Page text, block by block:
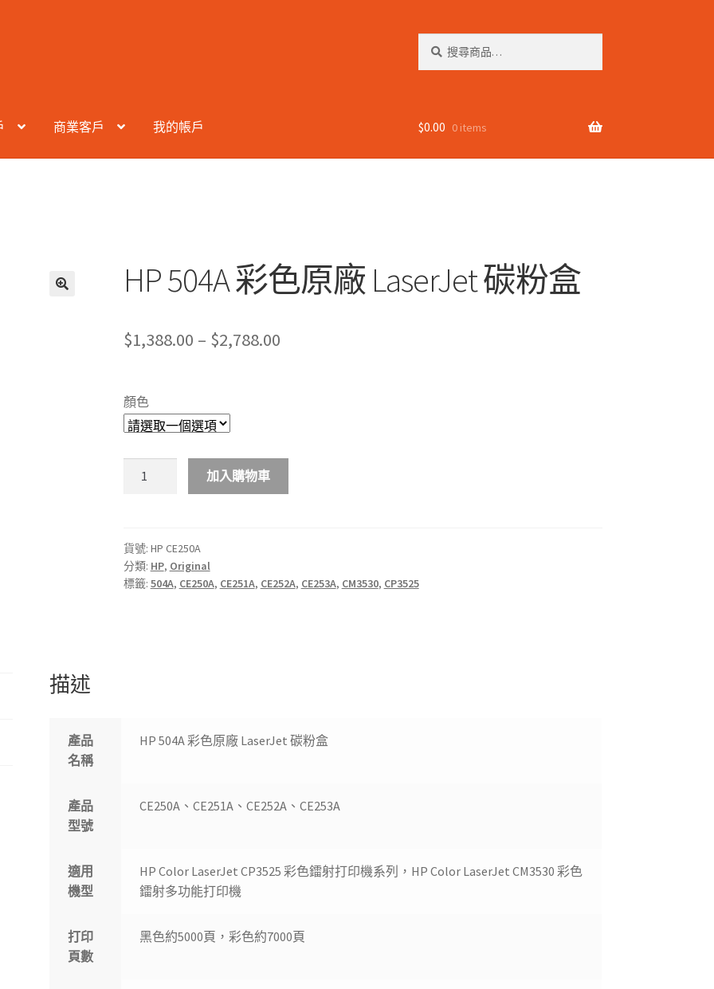
商業客戶 我的帳戶 $0.00 0 items
HP 504A 彩色原廠 LaserJet 碳粉盒
$1,388.00 – $2,788.00Price
$2,788.00
顏色
原
廠
LaserJet
加入購物車
貨號: HP CE250A
分類: HP, Original
標籤: 504A, CE250A, CE251A, CE252A, CE253A, CM3530, CP3525
描述
產品
名稱
HP 504A 彩色原廠 LaserJet 碳粉盒
產品
型號
CE250A、CE251A、CE252A、CE253A
適用
機型
HP Color LaserJet CP3525 彩色鐳射打印機系列，HP Color LaserJet CM3530 彩色
鐳射多功能打印機
打印
頁數
黑色約5000頁，彩色約7000頁